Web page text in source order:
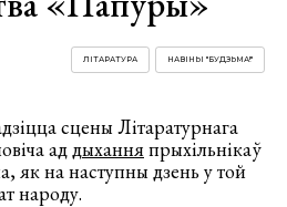
НАВІНЫ "БУДЗЬМА!"
ЛІТАРАТУРА
сцены Літаратурнага
аддыханняпрыхільнікаў
як на наступны дзень у той
народу.